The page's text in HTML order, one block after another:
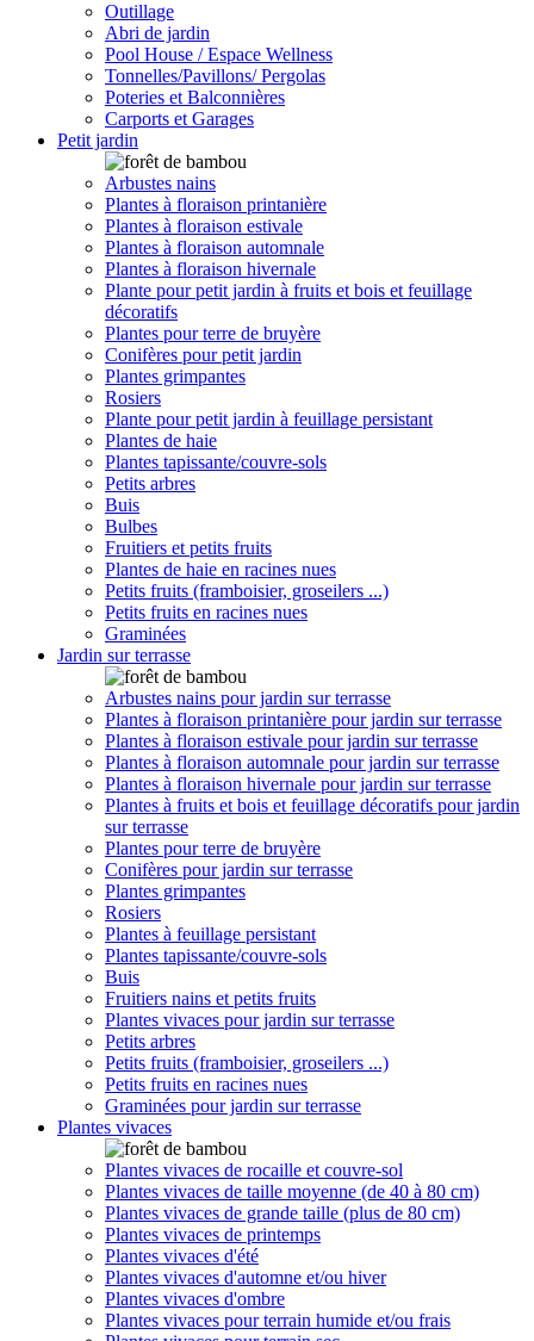
Outillage
Abri de jardin
Pool House / Espace Wellness
Tonnelles/Pavillons/ Pergolas
Poteries et Balconnières
Carports et Garages
Petit jardin
Arbustes nains
Plantes à floraison printanière
Plantes à floraison estivale
Plantes à floraison automnale
Plantes à floraison hivernale
Plante pour petit jardin à fruits et bois et feuillage
décoratifs
Plantes pour terre de bruyère
Conifères pour petit jardin
Plantes grimpantes
Rosiers
Plante pour petit jardin à feuillage persistant
Plantes de haie
Plantes tapissante/couvre-sols
Petits arbres
Buis
Bulbes
Fruitiers et petits fruits
Plantes de haie en racines nues
Petits fruits (framboisier, groseilers ...)
Petits fruits en racines nues
Graminées
Jardin sur terrasse
Arbustes nains pour jardin sur terrasse
Plantes à floraison printanière pour jardin sur terrasse
Plantes à floraison estivale pour jardin sur terrasse
Plantes à floraison automnale pour jardin sur terrasse
Plantes à floraison hivernale pour jardin sur terrasse
Plantes à fruits et bois et feuillage décoratifs pour jardin
sur terrasse
Plantes pour terre de bruyère
Conifères pour jardin sur terrasse
Plantes grimpantes
Rosiers
Plantes à feuillage persistant
Plantes tapissante/couvre-sols
Buis
Fruitiers nains et petits fruits
Plantes vivaces pour jardin sur terrasse
Petits arbres
Petits fruits (framboisier, groseilers ...)
Petits fruits en racines nues
Graminées pour jardin sur terrasse
Plantes vivaces
Plantes vivaces de rocaille et couvre-sol
Plantes vivaces de taille moyenne (de 40 à 80 cm)
Plantes vivaces de grande taille (plus de 80 cm)
Plantes vivaces de printemps
Plantes vivaces d'été
Plantes vivaces d'automne et/ou hiver
Plantes vivaces d'ombre
Plantes vivaces pour terrain humide et/ou frais